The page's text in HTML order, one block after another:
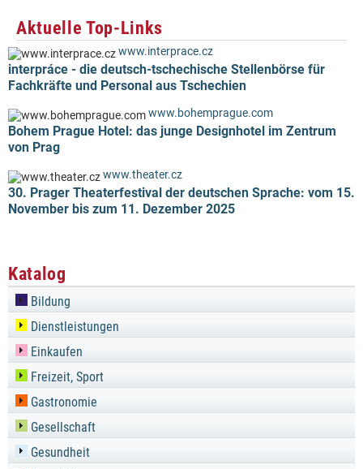
Aktuelle Top-Links
www.interprace.cz
interpráce - die deutsch-tschechische Stellenbörse für
Fachkräfte und Personal aus Tschechien
www.bohemprague.com
Bohem Prague Hotel: das junge Designhotel im Zentrum
von Prag
www.theater.cz
30. Prager Theaterfestival der deutschen Sprache: vom 15.
November bis zum 11. Dezember 2025
Katalog
Bildung
Dienstleistungen
Einkaufen
Freizeit, Sport
Gastronomie
Gesellschaft
Gesundheit